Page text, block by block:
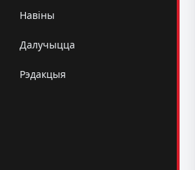
Навіны
Далучыцца
Рэдакцыя